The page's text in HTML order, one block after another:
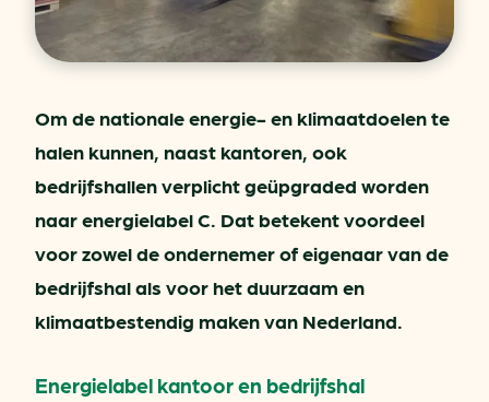
Om de nationale energie- en klimaatdoelen te
halen kunnen, naast kantoren, ook
bedrijfshallen verplicht geüpgraded worden
naar energielabel C. Dat betekent voordeel
voor zowel de ondernemer of eigenaar van de
bedrijfshal als voor het duurzaam en
klimaatbestendig maken van Nederland.
Energielabel kantoor en bedrijfshal